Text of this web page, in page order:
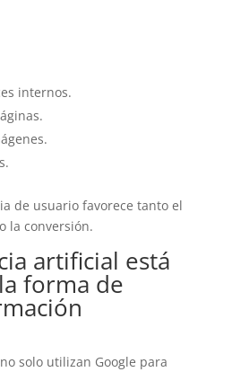
internos.
de usuario favorece tanto el
la conversión.
artificial está
forma de
solo utilizan Google para